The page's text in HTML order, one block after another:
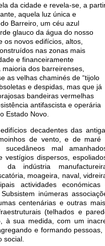
da cidade e revela-se, a
aquela luz única e
Barreiro, um céu azul
glauco da água do nosso
os novos edifícios, altos,
nas zonas mais
e financeiramente
dos barreirenses,
as velhas chaminés de “tijolo
e despidas, mas que já
bandeiras vermelhas
antifascista e operária
Estado Novo.
decadentes das
de vento, e de maré
sucedâneos mal
vestígios dispersos,
da indústria
moageira, naval,
actividades
inúmeras
centenárias e outras
(telhados e
à sua medida, com um
e formando
social.